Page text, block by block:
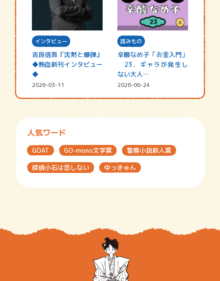
インタビュー
吉良信吾『沈黙と爆弾』
◆熱血新刊インタビュー
◆
2026-03-11
読みもの
辛酸なめ子「お金入門」
23．ギャラが発生し
ない大人…
2026-06-24
人気ワード
GOAT GO-mono文学賞
警察小説新人賞
探偵小石は恋しない
ゆっきゅん